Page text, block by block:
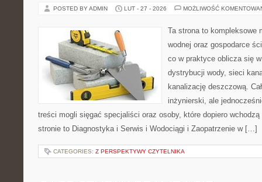
POSTED BY ADMIN LUT - 27 - 2026 MOŻLIWOŚĆ
Ta strona to kompleksowe
wodnej oraz gospodarce
co w praktyce oblicza się
dystrybucji wody, sieci
kanalizację deszczową.
inżynierski, ale
treści mogli sięgać specjaliści oraz osoby, które dopiero
stronie to Diagnostyka i Serwis i Wodociągi i Zaopatrzenie w […]
CATEGORIES: Z PERSPEKTYWY CZYTELNIKA